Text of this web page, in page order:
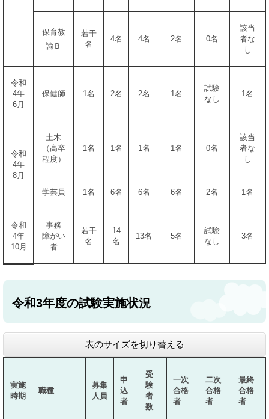
保育教
諭Ｂ
若干
名
4名 4名 2名 0名
該当
者な
し
令和
4年
6月
保健師 1名 2名 2名 1名
試験
なし
1名
令和
4年
8月
土木
（高卒
程度）
1名 1名 1名 1名 0名
該当
者な
し
学芸員 1名 6名 6名 6名 2名 1名
令和
4年
10月
事務
障がい
者
若干
名
14
名
13名 5名
試験
なし
3名
令和3年度の試験実施状況
表のサイズを切り替える
実施
時期
職種
募集
人員
申
込
者
受
験
者
数
一次
合格
者
二次
合格
者
最終
合格
者